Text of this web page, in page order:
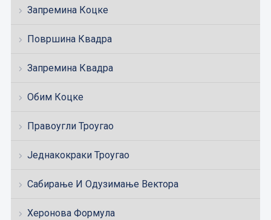
Запремина Коцке
Површина Квадра
Запремина Квадра
Обим Коцке
Правоугли Троугао
Једнакокраки Троугао
Сабирање И Одузимање Вектора
Херонова Формула